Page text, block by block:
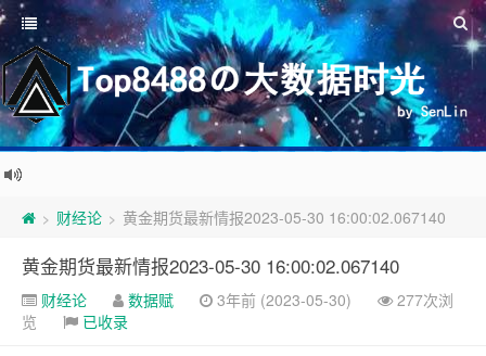
> 财经论 > 黄金期货最新情报2023-05-30 16:00:02.067140
黄金期货最新情报2023-05-30 16:00:02.067140
财经论 数据赋 3年前 (2023-05-30)
277次浏
览
已收录